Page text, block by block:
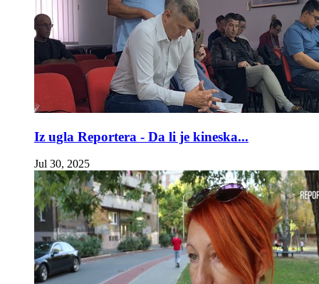
Iz ugla Reportera - Da li je kineska...
Jul 30, 2025